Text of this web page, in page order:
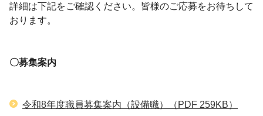
詳細は下記をご確認ください。皆様のご応募をお待ちして
おります。
〇募集案内
令和8年度職員募集案内（設備職） （PDF 259KB）